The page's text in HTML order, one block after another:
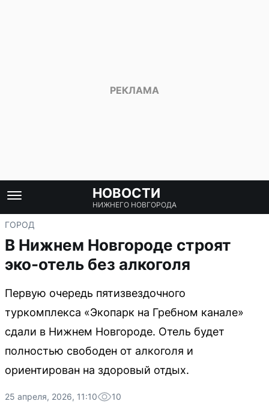
НОВОСТИ
НИЖНЕГО НОВГОРОДА
ГОРОД
В Нижнем Новгороде строят
эко-отель без алкоголя
Первую очередь пятизвездочного
туркомплекса «Экопарк на Гребном канале»
сдали в Нижнем Новгороде. Отель будет
полностью свободен от алкоголя и
ориентирован на здоровый отдых.
25 апреля, 2026, 11:10 10